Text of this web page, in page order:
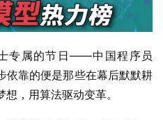
专属的节日——中国程序员
依靠的便是那些在幕后默默耕
，用算法驱动变革。